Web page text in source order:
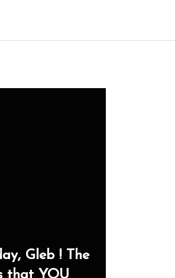
Gleb ! The
that YOU